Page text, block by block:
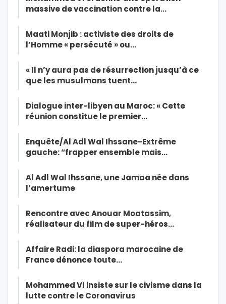
massive de vaccination contre la…
Maati Monjib : activiste des droits de
l’Homme « persécuté » ou…
« Il n’y aura pas de résurrection jusqu’à ce
que les musulmans tuent…
Dialogue inter-libyen au Maroc: « Cette
réunion constitue le premier…
Enquête/Al Adl Wal Ihssane-Extrême
gauche: “frapper ensemble mais…
Al Adl Wal Ihssane, une Jamaa née dans
l’amertume
Rencontre avec Anouar Moatassim,
réalisateur du film de super-héros…
Affaire Radi: la diaspora marocaine de
France dénonce toute…
Mohammed VI insiste sur le civisme dans la
lutte contre le Coronavirus